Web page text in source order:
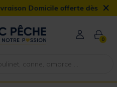
offerte dès 90€ ×
0